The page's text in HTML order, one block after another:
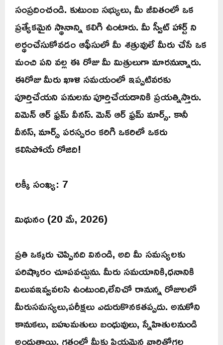
సంప్రదించండి. కుటుంబ సభ్యులు, మీ జీవితంలో ఒక
ప్రత్యేకమైన స్థానాన్ని కలిగి ఉంటారు. మీ స్వీట్ హార్ట్ ని
అర్థంచేసుకోవడం ఆఫీసులో మీ శత్రువులే మీరు చేసే ఒక
మంచి పని వల్ల ఈ రోజు మీ మిత్రులుగా మారనున్నారు.
ఈరోజు మీరు ఖాళి సమయంలో ఇప్పటివరకు
పూర్తిచేయని పనులను పూర్తిచేయడానికి ప్రయత్నిస్తారు.
విమెన్ ఆర్ ఫ్రమ్ వీనస్. మెన్ ఆర్ ఫ్రమ్ మార్స్. కానీ
వీనస్, మార్స్ పరస్పరం కరిగి ఒకరిలో ఒకరు
కలిసిపోయే రోజిది!
లక్కీ సంఖ్య: 7
మిథునం (20 మే, 2026)
ప్రతి ఒక్కరు చెప్పినది వినండి, అది మీ సమస్యలకు
పరిష్కారం చూపవచ్చును. మీరు సమయానికి,ధనానికి
విలువఇవ్వవలసి ఉంటుంది,లేనిచో రానున్న రోజులలో
మీరుసమస్యలు,పరీక్షలు ఎదురుకొనకతప్పదు. అనుకోని
కానుకలు, బహుమతులు బంధువులు, స్నేహితులనుండి
అందుతాయి. గతంలో మీకు ప్రియమైన వారితోగల